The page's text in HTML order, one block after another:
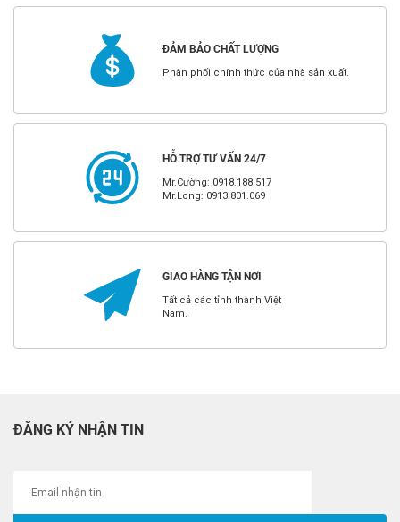
ĐẢM BẢO CHẤT LƯỢNG
Phân phối chính thức của nhà sản xuất.
HỖ TRỢ TƯ VẤN 24/7
Mr.Cường: 0918.188.517
Mr.Long: 0913.801.069
GIAO HÀNG TẬN NƠI
Tất cả các tỉnh thành Việt
Nam.
ĐĂNG KÝ NHẬN TIN